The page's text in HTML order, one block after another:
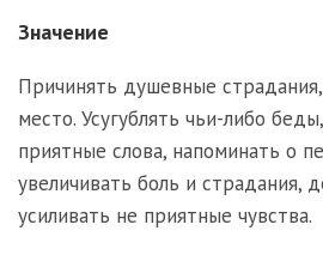
Значение
Причинять душевные
место. Усугублять чьи-либо
приятные слова, напоминать о
увеличивать боль и страдания,
усиливать не приятные чувства.